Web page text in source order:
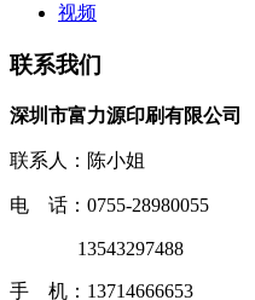
视频
联系我们
深圳市富力源印刷有限公司
联系人：陈小姐
电 话：0755-28980055
13543297488
手 机：13714666653